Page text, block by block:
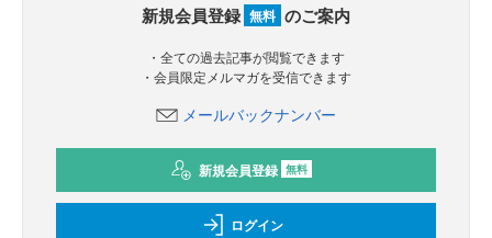
新規会員登録 無料 のご案内
・全ての過去記事が閲覧できます
・会員限定メルマガを受信できます
メールバックナンバー
新規会員登録 無料
ログイン